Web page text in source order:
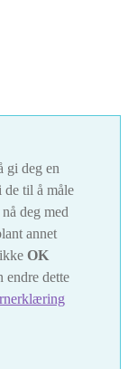
gi deg en
de til å måle
deg med
annet
OK
endre dette